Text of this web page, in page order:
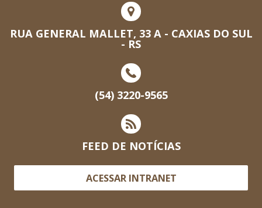
RUA GENERAL MALLET, 33 A - CAXIAS DO SUL
- RS
(54) 3220-9565
FEED DE NOTÍCIAS
ACESSAR INTRANET